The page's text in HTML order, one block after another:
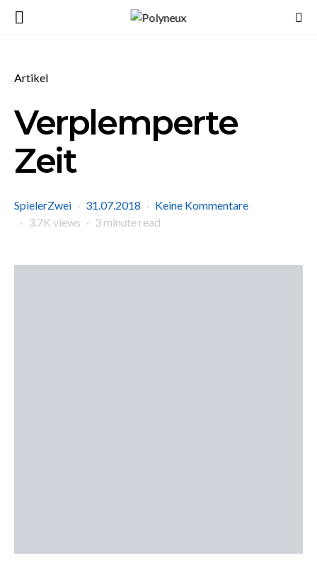
Artikel
Verplemperte
Zeit
SpielerZwei 31.07.2018
Keine Kommentare
3.7K views
3 minute read